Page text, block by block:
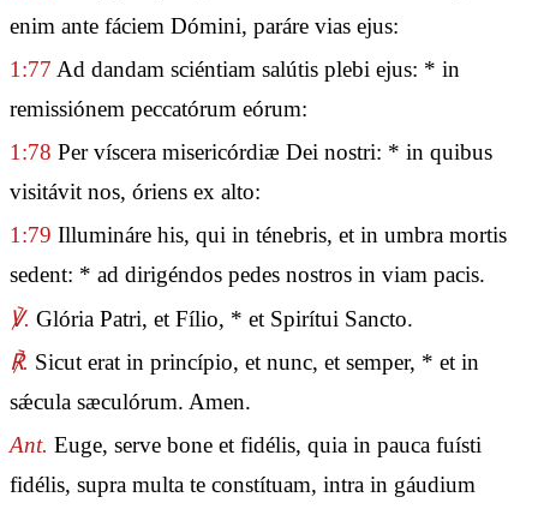
enim ante fáciem Dómini, paráre vias ejus:
1:77 Ad dandam sciéntiam salútis plebi ejus: * in
remissiónem peccatórum eórum:
1:78 Per víscera misericórdiæ Dei nostri: * in quibus
visitávit nos, óriens ex alto:
1:79 Illumináre his, qui in ténebris, et in umbra mortis
sedent: * ad dirigéndos pedes nostros in viam pacis.
℣. Glória Patri, et Fílio, * et Spirítui Sancto.
℟. Sicut erat in princípio, et nunc, et semper, * et in
sǽcula sæculórum. Amen.
Ant. Euge, serve bone et fidélis, quia in pauca fuísti
fidélis, supra multa te constítuam, intra in gáudium